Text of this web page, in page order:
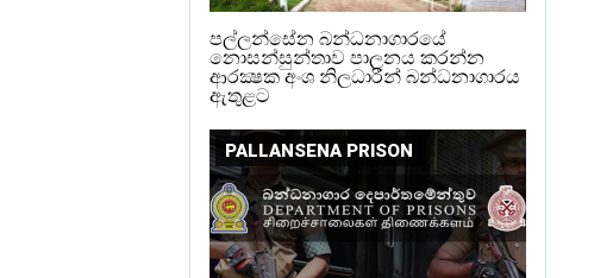
පල්ලන්සේන බන්ධනාගාරයේ
නොසන්සුන්තාව පාලනය කරන්න
ආරක්‍ෂක අංශ නිලධාරීන් බන්ධනාගාරය
ඇතුළට
PALLANSENA PRISON